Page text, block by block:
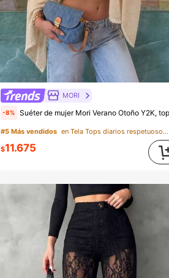
MORI
-8% Suéter de mujer Mori Verano Otoño Y2K, top corto de punto estilo bohemio sexy con mangas de murciélago en color albaricoque profundo, atuendo casual de estilo callejero
#5 Más vendidos en Tela Tops diarios respetuosos con la piel
$11.675